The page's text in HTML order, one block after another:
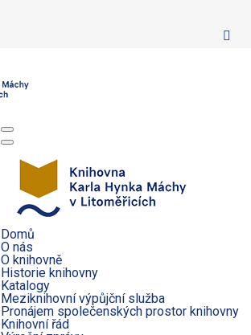
Domů
O nás
O knihovně
Historie knihovny
Katalogy
Meziknihovní výpůjční služba
Pronájem společenských prostor knihovny
Knihovní řád